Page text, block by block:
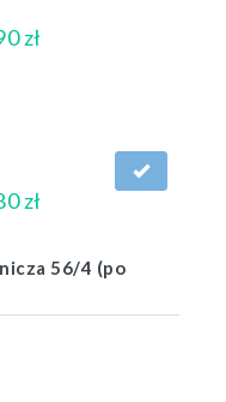
zł
zł
56/4 (po